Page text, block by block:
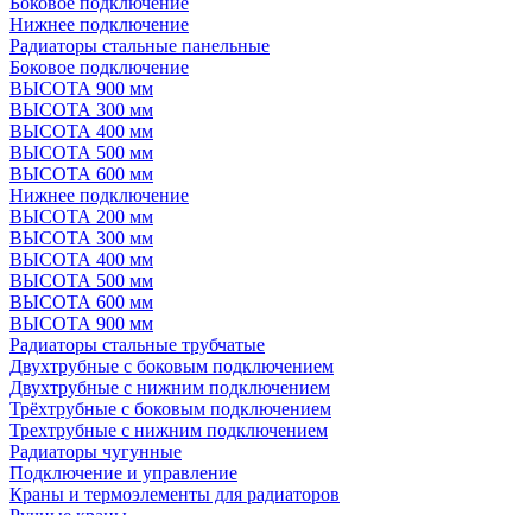
Нижнее подключение
Радиаторы стальные панельные
Боковое подключение
ВЫСОТА 900 мм
ВЫСОТА 300 мм
ВЫСОТА 400 мм
ВЫСОТА 500 мм
ВЫСОТА 600 мм
Нижнее подключение
ВЫСОТА 200 мм
ВЫСОТА 300 мм
ВЫСОТА 400 мм
ВЫСОТА 500 мм
ВЫСОТА 600 мм
ВЫСОТА 900 мм
Радиаторы стальные трубчатые
Двухтрубные с боковым подключением
Двухтрубные с нижним подключением
Трёхтрубные с боковым подключением
Трехтрубные с нижним подключением
Радиаторы чугунные
Подключение и управление
Краны и термоэлементы для радиаторов